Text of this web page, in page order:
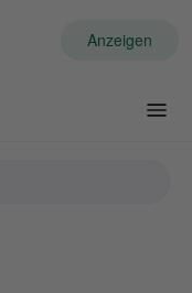
Anzeigen